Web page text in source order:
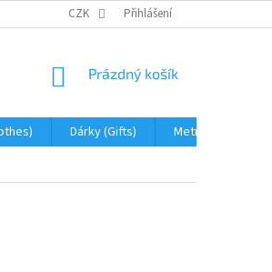
NA REKLAMACI A VRÁCENÍ ZBOŽÍ
CZK Přihlášení
NÁKUPNÍ
Prázdný košík
Dárky (Gifts)
Metráž (fabric)